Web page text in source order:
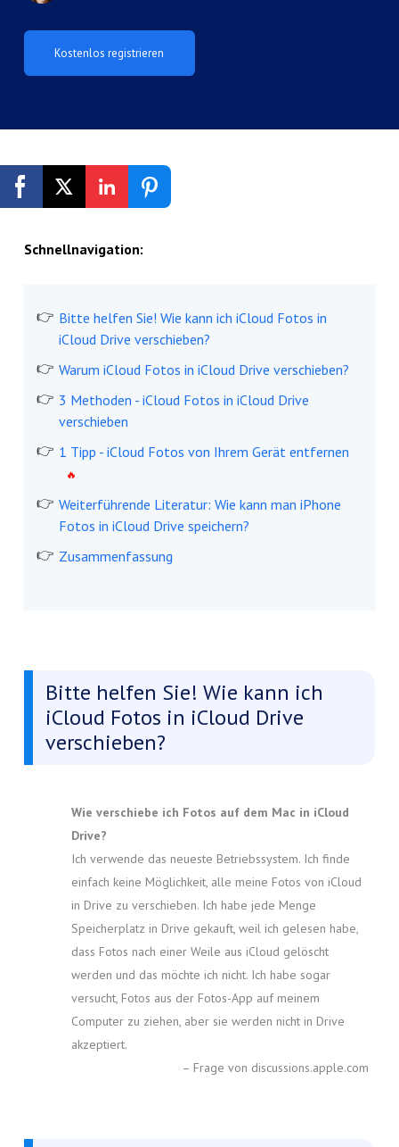
Schnellnavigation:
Bitte helfen Sie! Wie kann ich iCloud Fotos in
iCloud Drive verschieben?
Warum iCloud Fotos in iCloud Drive verschieben?
3 Methoden - iCloud Fotos in iCloud Drive
verschieben
1 Tipp - iCloud Fotos von Ihrem Gerät entfernen
Weiterführende Literatur: Wie kann man iPhone
Fotos in iCloud Drive speichern?
Zusammenfassung
Bitte helfen Sie! Wie kann ich
iCloud Fotos in iCloud Drive
verschieben?
Wie verschiebe ich Fotos auf dem Mac in iCloud
Drive?
Ich verwende das neueste Betriebssystem. Ich finde
einfach keine Möglichkeit, alle meine Fotos von iCloud
in Drive zu verschieben. Ich habe jede Menge
Speicherplatz in Drive gekauft, weil ich gelesen habe,
dass Fotos nach einer Weile aus iCloud gelöscht
werden und das möchte ich nicht. Ich habe sogar
versucht, Fotos aus der Fotos-App auf meinem
Computer zu ziehen, aber sie werden nicht in Drive
akzeptiert.
– Frage von discussions.apple.com